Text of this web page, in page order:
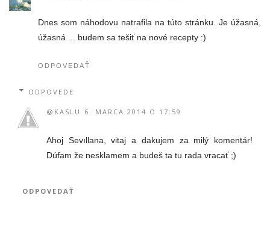
Dnes som náhodovu natrafila na túto stránku. Je úžasná,
úžasná ... budem sa tešiť na nové recepty :)
ODPOVEDAŤ
ODPOVEDE
@KASLU 6. MARCA 2014 O 17:59
Ahoj Sevıllana, vitaj a dakujem za milý komentár!
Dúfam že nesklamem a budeš ta tu rada vracať ;)
ODPOVEDAŤ